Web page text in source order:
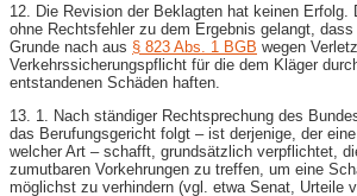
12. Die Revision der Beklagten hat keinen Erfolg.
ohne Rechtsfehler zu dem Ergebnis gelangt,
Grunde nach aus § 823 Abs. 1 BGB wegen
Verkehrssicherungspflicht für die dem Kläger
entstandenen Schäden haften.
13. 1. Nach ständiger Rechtsprechung des
das Berufungsgericht folgt – ist derjenige, der
welcher Art – schafft, grundsätzlich verpflichtet,
zumutbaren Vorkehrungen zu treffen, um eine
möglichst zu verhindern (vgl. etwa Senat, Urteile